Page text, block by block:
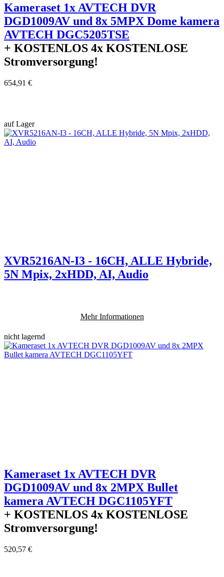
Kameraset 1x AVTECH DVR
DGD1009AV und 8x 5MPX Dome kamera
AVTECH DGC5205TSE
+ KOSTENLOS 4x KOSTENLOSE
Stromversorgung!
654,91 €
auf Lager
XVR5216AN-I3 - 16CH, ALLE Hybride,
5N Mpix, 2xHDD, AI, Audio
Mehr Informationen
nicht lagernd
Kameraset 1x AVTECH DVR
DGD1009AV und 8x 2MPX Bullet
kamera AVTECH DGC1105YFT
+ KOSTENLOS 4x KOSTENLOSE
Stromversorgung!
520,57 €